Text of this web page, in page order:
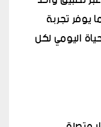
يوفر تجربة
اليومي لكل